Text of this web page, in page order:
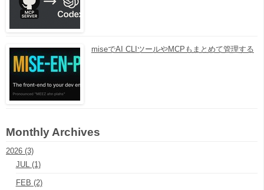
miseでAI CLIツールやMCPもまとめて管理する
Monthly Archives
2026 (3)
JUL (1)
FEB (2)